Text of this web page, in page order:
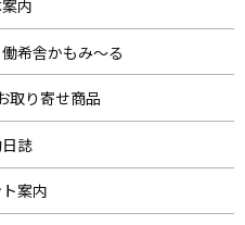
内
希舎かもみ～る
取り寄せ商品
誌
案内